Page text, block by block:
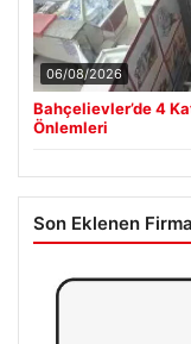
06/08/2026
Bahçelievler’de 4
Önlemleri
Son Eklenen